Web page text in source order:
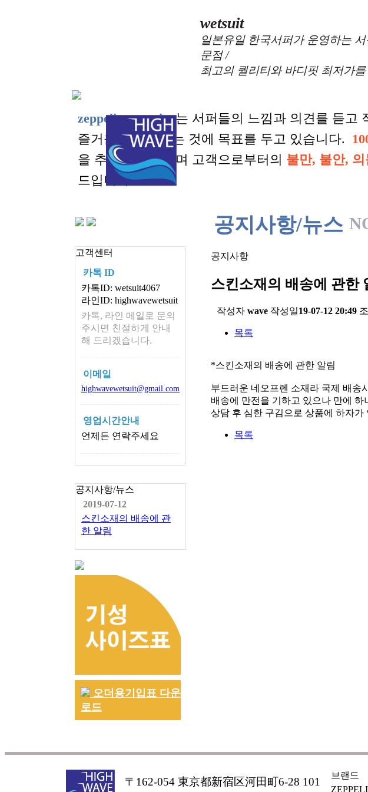
wetsuit
일본유일 한국서퍼가 운영하는
문점 /
최고의 퀄리티와 바디핏 최저가
zeppelin wetsuits는 서퍼들의 느낌과 의견를 듣고
즐거움을 대화하는 것에 목표를 두고 있습니다.
을 추구하고 있으며 고객으로부터의 불만, 불안, 의
드입니다.
고객센터
카톡 ID
카톡ID: wetsuit4067
라인ID: highwavewetsuit
카톡, 라인 메일로 문의
주시면 친절하게 안내
해 드리겠습니다.
이메일
highwavewetsuit@gmail.com
영업시간안내
언제든 연락주세요
공지사항/뉴스
2019-07-12
스킨소재의 배송에 관
한 알림
오더용기입표 다운
로드
공지사항/뉴스
공지사항
스킨소재의 배송에 관한
작성자 wave 작성일19-07-12 20:49
목록
*스킨소재의 배송에 관한 알림
부드러운 네오프렌 소재라 국제 배송
배송에 만전을 기하고 있으나 만에
상담 후 심한 구김으로 상품에 하자
목록
〒162-054 東京都新宿区河田町6-28 101
브랜드